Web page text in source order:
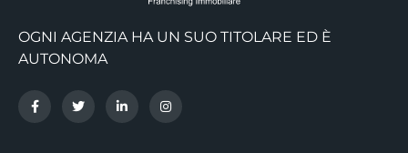
OGNI AGENZIA HA UN SUO TITOLARE ED È
AUTONOMA